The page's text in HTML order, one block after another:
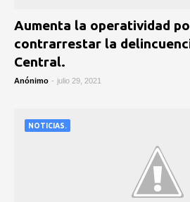
Aumenta la operatividad
contrarrestar la
Central.
Anónimo - julio 29, 2021
NOTICIAS.